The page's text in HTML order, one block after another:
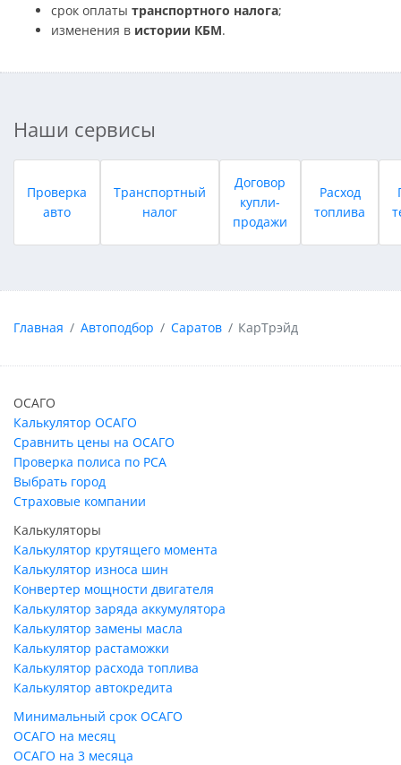
срок оплаты транспортного налога;
изменения в истории КБМ.
Наши сервисы
Проверка
авто
Транспортный
налог
Договор
купли-
продажи
Расход
топлива
Главная Автоподбор Саратов КарТрэйд
ОСАГО
Калькулятор ОСАГО
Сравнить цены на ОСАГО
Проверка полиса по РСА
Выбрать город
Страховые компании
Калькуляторы
Калькулятор крутящего момента
Калькулятор износа шин
Конвертер мощности двигателя
Калькулятор заряда аккумулятора
Калькулятор замены масла
Калькулятор растаможки
Калькулятор расхода топлива
Калькулятор автокредита
Минимальный срок ОСАГО
ОСАГО на месяц
ОСАГО на 3 месяца